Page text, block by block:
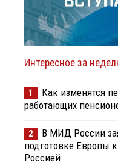
Интересное за
1
Как изменятся
работающих
2
В МИД России
подготовке Европы
Россией